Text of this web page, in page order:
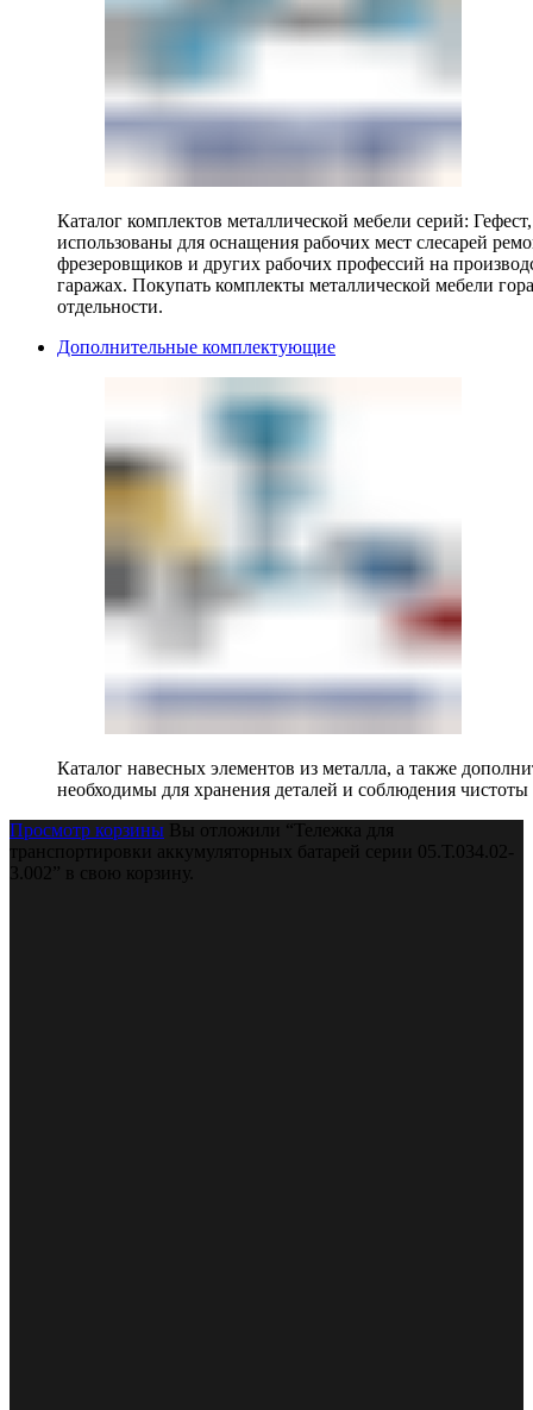
Каталог комплектов металлической мебели серий:
использованы для оснащения рабочих мест слесарей
фрезеровщиков и других рабочих профессий на
гаражах. Покупать комплекты металлической мебели
отдельности.
Дополнительные комплектующие
Каталог навесных элементов из металла, а также
необходимы для хранения деталей и соблюдения чистоты
Просмотр корзины Вы отложили “Тележка для
транспортировки аккумуляторных батарей серии 05.Т.034.02-
3.002” в свою корзину.